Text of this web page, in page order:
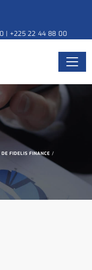
| +225 22 44 88 00
FIDELIS FINANCE